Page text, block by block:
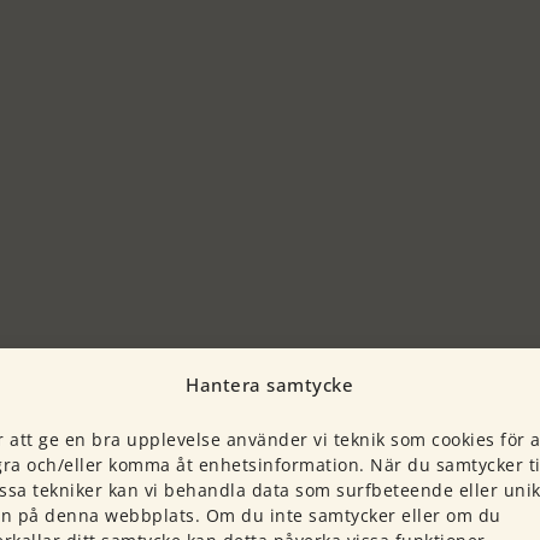
Hantera samtycke
att ge en bra upplevelse använder vi teknik som cookies för
och/eller komma åt enhetsinformation. När du samtycker
tekniker kan vi behandla data som surfbeteende eller
på denna webbplats. Om du inte samtycker eller om du